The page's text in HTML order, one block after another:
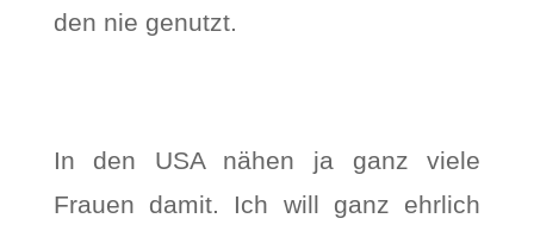
den nie genutzt.
In den USA nähen ja ganz viele
Frauen damit. Ich will ganz ehrlich